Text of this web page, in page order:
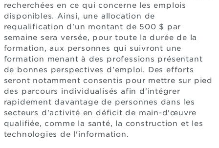
recherchées en ce qui concerne les emplois
disponibles. Ainsi, une allocation de
requalification d'un montant de 500 $ par
semaine sera versée, pour toute la durée de la
formation, aux personnes qui suivront une
formation menant à des professions présentant
de bonnes perspectives d'emploi. Des efforts
seront notamment consentis pour mettre sur pied
des parcours individualisés afin d'intégrer
rapidement davantage de personnes dans les
secteurs d'activité en déficit de main-d'œuvre
qualifiée, comme la santé, la construction et les
technologies de l'information.